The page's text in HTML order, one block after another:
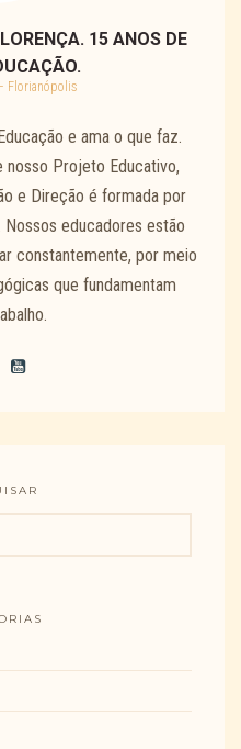
15 ANOS DE
Florianópolis
e ama o que faz.
nosso Projeto Educativo,
e Direção é formada por
educadores estão
constantemente, por meio
que fundamentam